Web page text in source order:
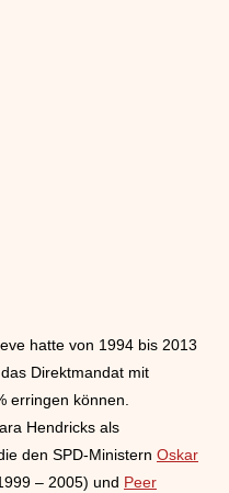
hatte von 1994 bis 2013
das Direktmandat mit
erringen können.
Hendricks als
den SPD-Ministern Oskar
– 2005) und Peer